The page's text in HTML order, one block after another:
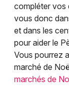
compléter vos
vous donc
et dans les
pour aider le
Vous pourrez
marché de
marchés de